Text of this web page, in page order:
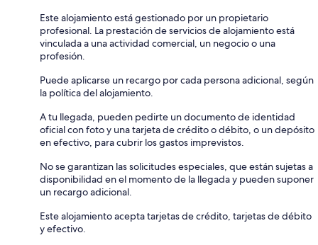
Este alojamiento está gestionado por un propietario
profesional. La prestación de servicios de alojamiento está
vinculada a una actividad comercial, un negocio o una
profesión.
Puede aplicarse un recargo por cada persona adicional, según
la política del alojamiento.
A tu llegada, pueden pedirte un documento de identidad
oficial con foto y una tarjeta de crédito o débito, o un depósito
en efectivo, para cubrir los gastos imprevistos.
No se garantizan las solicitudes especiales, que están sujetas a
disponibilidad en el momento de la llegada y pueden suponer
un recargo adicional.
Este alojamiento acepta tarjetas de crédito, tarjetas de débito
y efectivo.